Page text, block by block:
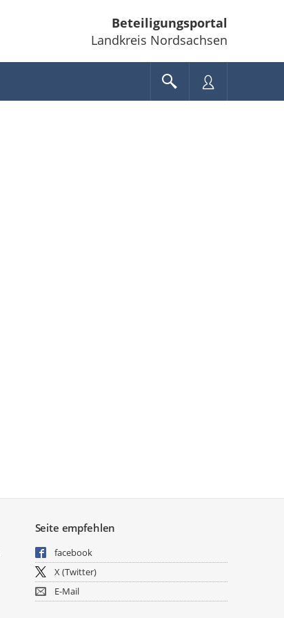
Beteiligungsportal
Landkreis Nordsachsen
Seite empfehlen
facebook
X (Twitter)
E-Mail